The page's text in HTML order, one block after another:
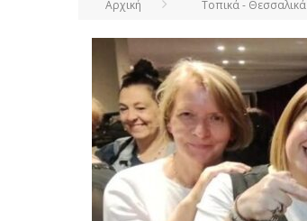
Αρχική Τοπικά - Θεσσαλικά